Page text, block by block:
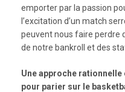
emporter par la passion
l’excitation d’un match
peuvent nous faire perdre
de notre bankroll et des
Une approche
pour parier sur le